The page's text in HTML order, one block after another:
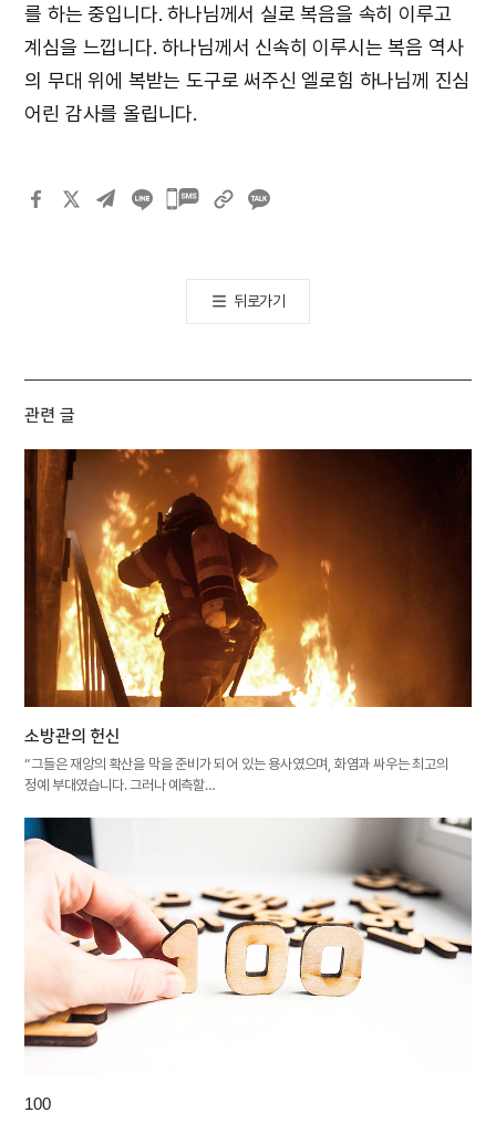
를 하는 중입니다. 하나님께서 실로 복음을 속히 이루고
계심을 느낍니다. 하나님께서 신속히 이루시는 복음 역사
의 무대 위에 복받는 도구로 써주신 엘로힘 하나님께 진심
어린 감사를 올립니다.
카카오톡
뒤로가기
관련 글
소방관의 헌신
“그들은 재앙의 확산을 막을 준비가 되어 있는 용사였으며, 화염과 싸우는 최고의
정예 부대였습니다. 그러나 예측할…
100